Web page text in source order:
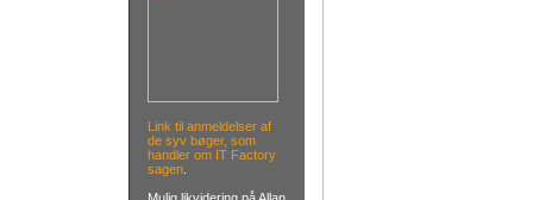
Link til anmeldelser af
de syv bøger, som
handler om IT Factory
sagen.